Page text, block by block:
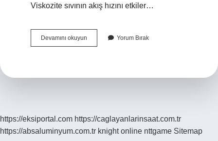
Viskozite sıvının akış hızını etkiler…
Devamını okuyun
Akış
Yorum Bırak
https://eksiportal.com https://caglayanlarinsaat.com.tr
https://absaluminyum.com.tr knight online nttgame Sitemap